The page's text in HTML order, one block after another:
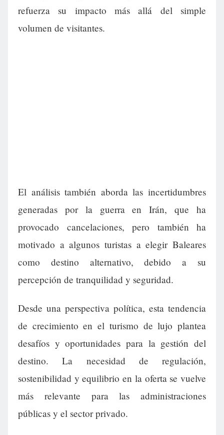
refuerza su impacto más allá del simple
volumen de visitantes.
El análisis también aborda las incertidumbres
generadas por la guerra en Irán, que ha
provocado cancelaciones, pero también ha
motivado a algunos turistas a elegir Baleares
como destino alternativo, debido a su
percepción de tranquilidad y seguridad.
Desde una perspectiva política, esta tendencia
de crecimiento en el turismo de lujo plantea
desafíos y oportunidades para la gestión del
destino. La necesidad de regulación,
sostenibilidad y equilibrio en la oferta se vuelve
más relevante para las administraciones
públicas y el sector privado.